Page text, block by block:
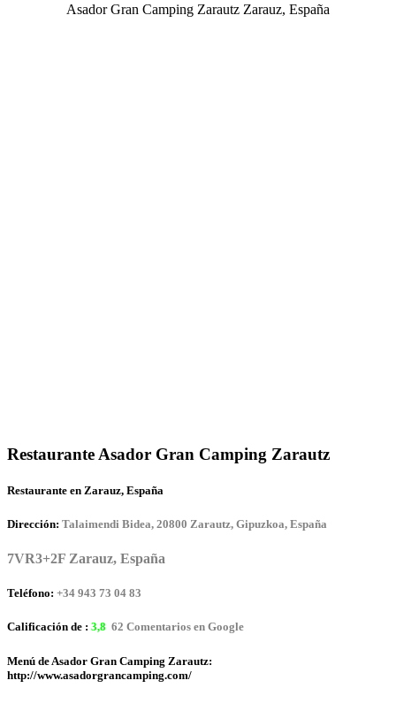
Asador Gran Camping Zarautz Zarauz, España
Restaurante Asador Gran Camping Zarautz
Restaurante en Zarauz, España
Dirección: Talaimendi Bidea, 20800 Zarautz, Gipuzkoa, España
7VR3+2F Zarauz, España
Teléfono: +34 943 73 04 83
Calificación de : 3,8 62 Comentarios en Google
Menú de Asador Gran Camping Zarautz:
http://www.asadorgrancamping.com/